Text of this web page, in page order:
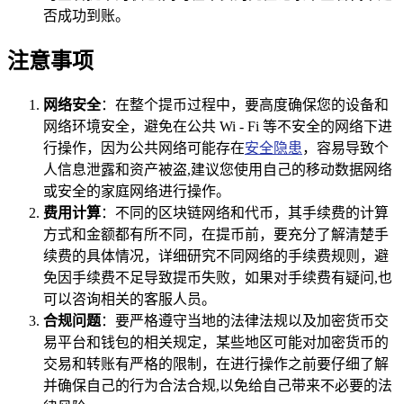
否成功到账。
注意事项
网络安全：在整个提币过程中，要高度确保您的设备和
网络环境安全，避免在公共 Wi - Fi 等不安全的网络下进
行操作，因为公共网络可能存在安全隐患，容易导致个
人信息泄露和资产被盗,建议您使用自己的移动数据网络
或安全的家庭网络进行操作。
费用计算：不同的区块链网络和代币，其手续费的计算
方式和金额都有所不同，在提币前，要充分了解清楚手
续费的具体情况，详细研究不同网络的手续费规则，避
免因手续费不足导致提币失败，如果对手续费有疑问,也
可以咨询相关的客服人员。
合规问题：要严格遵守当地的法律法规以及加密货币交
易平台和钱包的相关规定，某些地区可能对加密货币的
交易和转账有严格的限制，在进行操作之前要仔细了解
并确保自己的行为合法合规,以免给自己带来不必要的法